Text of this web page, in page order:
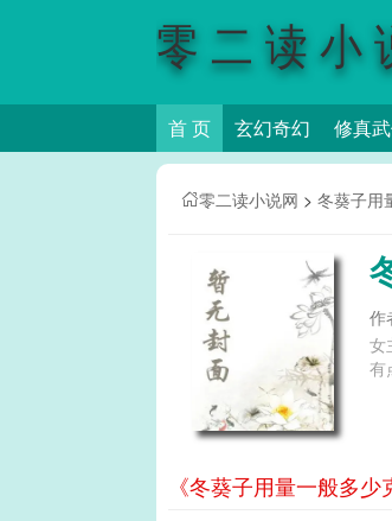
零二读小
首 页 玄幻奇幻 修真
零二读小说网 > 冬葵子用
作
女
有
《冬葵子用量一般多少